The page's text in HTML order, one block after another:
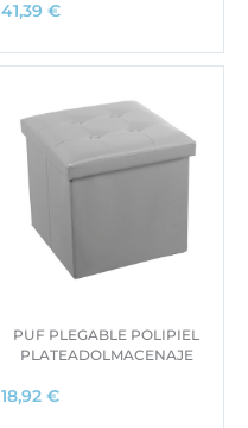
41,39 €
PUF PLEGABLE POLIPIEL
PLATEADOLMACENAJE
18,92 €